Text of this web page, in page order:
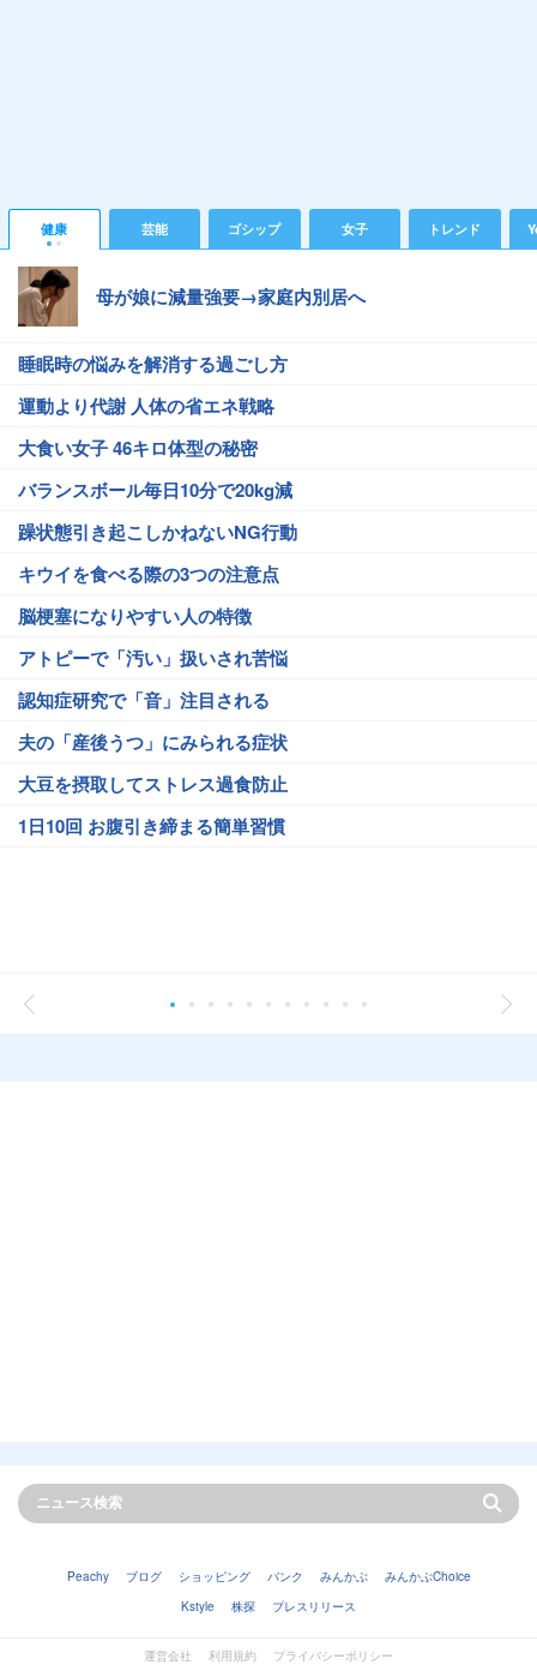
健康 芸能 ゴシップ 女子 トレンド
母が娘に減量強要→家庭内別居へ
睡眠時の悩みを解消する過ごし方
運動より代謝 人体の省エネ戦略
大食い女子 46キロ体型の秘密
バランスボール毎日10分で20kg減
躁状態引き起こしかねないNG行動
キウイを食べる際の3つの注意点
脳梗塞になりやすい人の特徴
アトピーで「汚い」扱いされ苦悩
認知症研究で「音」注目される
夫の「産後うつ」にみられる症状
大豆を摂取してストレス過食防止
1日10回 お腹引き締まる簡単習慣
Peachy ブログ ショッピング バンク みんかぶ
みんかぶChoice
Kstyle
株探 プレスリリース
運営会社 利用規約
プライバシーポリシー